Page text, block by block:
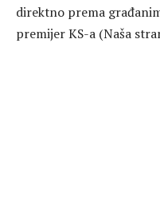
direktno prema
premijer KS-a (Naša